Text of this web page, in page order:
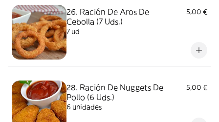
26. Ración De Aros De
Cebolla (7 Uds.)
5,00 €
7 ud
28. Ración De Nuggets De
Pollo (6 Uds.)
5,00 €
6 unidades